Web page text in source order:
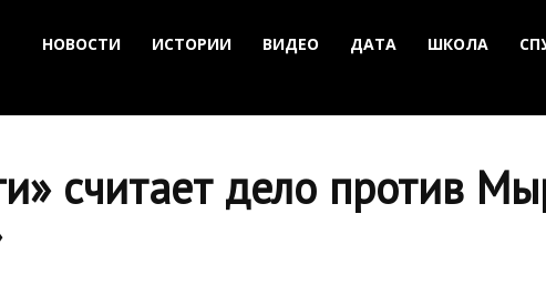
НОВОСТИ ИСТОРИИ ВИДЕО ДАТА ШКОЛА
считает дело против